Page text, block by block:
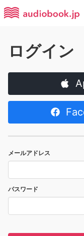
ログイン
メールアドレス
パスワード